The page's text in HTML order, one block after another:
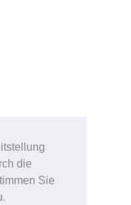
die
Sie